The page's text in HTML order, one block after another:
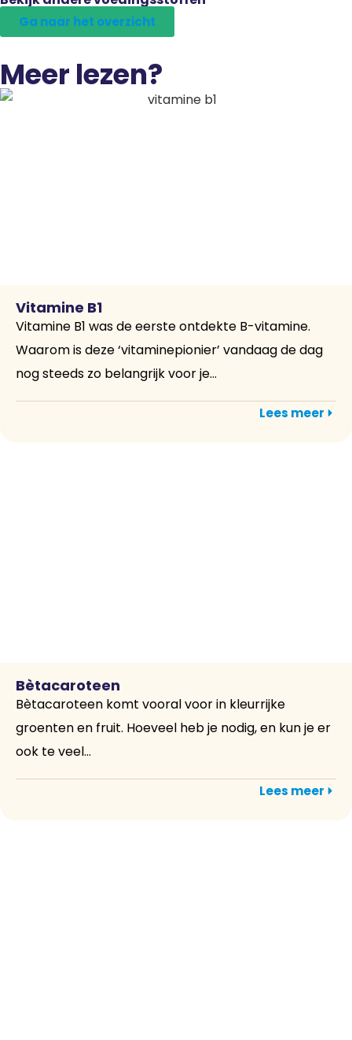
Ga naar het overzicht
Meer lezen?
Vitamine B1
Vitamine B1 was de eerste ontdekte B-vitamine.
Waarom is deze ‘vitaminepionier’ vandaag de dag
nog steeds zo belangrijk voor je...
Lees meer
Bètacaroteen
Bètacaroteen komt vooral voor in kleurrijke
groenten en fruit. Hoeveel heb je nodig, en kun je er
ook te veel...
Lees meer